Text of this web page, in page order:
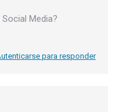
Media?
para responder